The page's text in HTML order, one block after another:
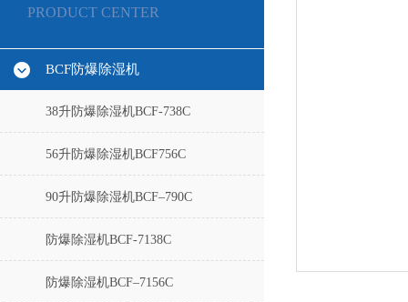
PRODUCT CENTER
BCF防爆除湿机
38升防爆除湿机BCF-738C
56升防爆除湿机BCF756C
90升防爆除湿机BCF–790C
防爆除湿机BCF-7138C
防爆除湿机BCF–7156C